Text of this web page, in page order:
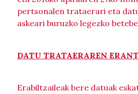
pertsonalen trataerari eta
askeari buruzko legezko
DATU TRATAERAREN
Erabiltzaileak bere datuak